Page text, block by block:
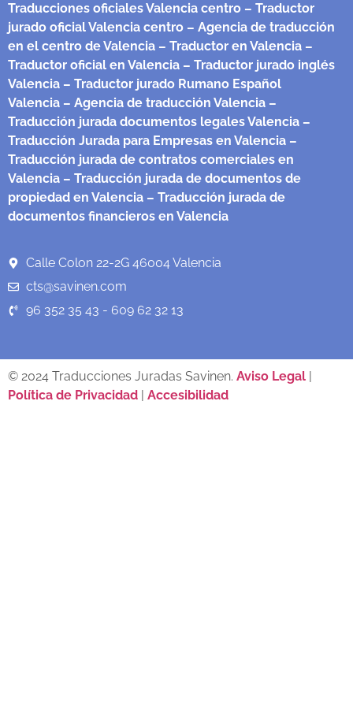
Traducciones oficiales Valencia centro – Traductor
jurado oficial Valencia centro – Agencia de traducción
en el centro de Valencia – Traductor en Valencia –
Traductor oficial en Valencia – Traductor jurado inglés
Valencia – Traductor jurado Rumano Español
Valencia – Agencia de traducción Valencia –
Traducción jurada documentos legales Valencia –
Traducción Jurada para Empresas en Valencia –
Traducción jurada de contratos comerciales en
Valencia – Traducción jurada de documentos de
propiedad en Valencia – Traducción jurada de
documentos financieros en Valencia
Calle Colon 22-2G 46004 Valencia
cts@savinen.com
96 352 35 43 - 609 62 32 13
© 2024 Traducciones Juradas Savinen. Aviso Legal |
Política de Privacidad | Accesibilidad